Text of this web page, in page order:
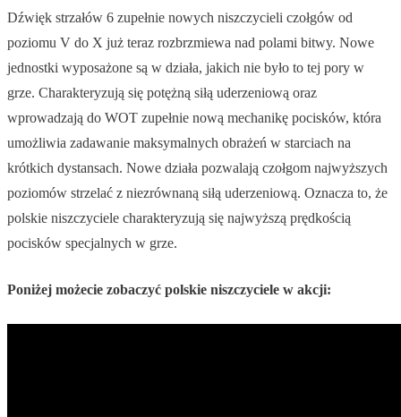
Dźwięk strzałów 6 zupełnie nowych niszczycieli czołgów od
poziomu V do X już teraz rozbrzmiewa nad polami bitwy. Nowe
jednostki wyposażone są w działa, jakich nie było to tej pory w
grze. Charakteryzują się potężną siłą uderzeniową oraz
wprowadzają do WOT zupełnie nową mechanikę pocisków, która
umożliwia zadawanie maksymalnych obrażeń w starciach na
krótkich dystansach. Nowe działa pozwalają czołgom najwyższych
poziomów strzelać z niezrównaną siłą uderzeniową. Oznacza to, że
polskie niszczyciele charakteryzują się najwyższą prędkością
pocisków specjalnych w grze.
Poniżej możecie zobaczyć polskie niszczyciele w akcji: